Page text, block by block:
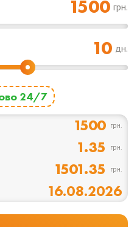
грн.
дн.
24/7
1500 грн.
1.35 грн.
1501.35 грн.
16.08.2026